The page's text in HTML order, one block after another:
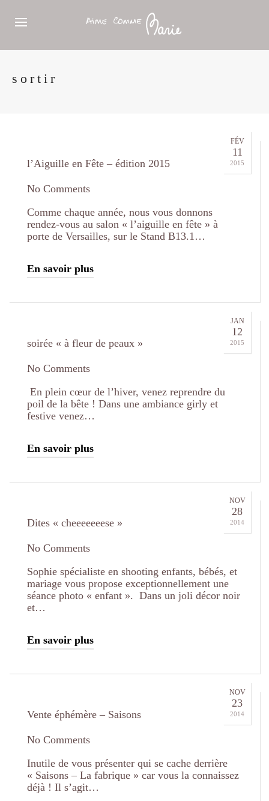
sortir
FÉV
11
2015
l’Aiguille en Fête – édition 2015
No Comments
Comme chaque année, nous vous donnons
rendez-vous au salon « l’aiguille en fête » à
porte de Versailles, sur le Stand B13.1…
En savoir plus
JAN
12
2015
soirée « à fleur de peaux »
No Comments
En plein cœur de l’hiver, venez reprendre du
poil de la bête ! Dans une ambiance girly et
festive venez…
En savoir plus
NOV
28
2014
Dites « cheeeeeeese »
No Comments
Sophie spécialiste en shooting enfants, bébés, et
mariage vous propose exceptionnellement une
séance photo « enfant ». Dans un joli décor noir
et…
En savoir plus
NOV
23
2014
Vente éphémère – Saisons
No Comments
Inutile de vous présenter qui se cache derrière
« Saisons – La fabrique » car vous la connaissez
déjà ! Il s’agit…